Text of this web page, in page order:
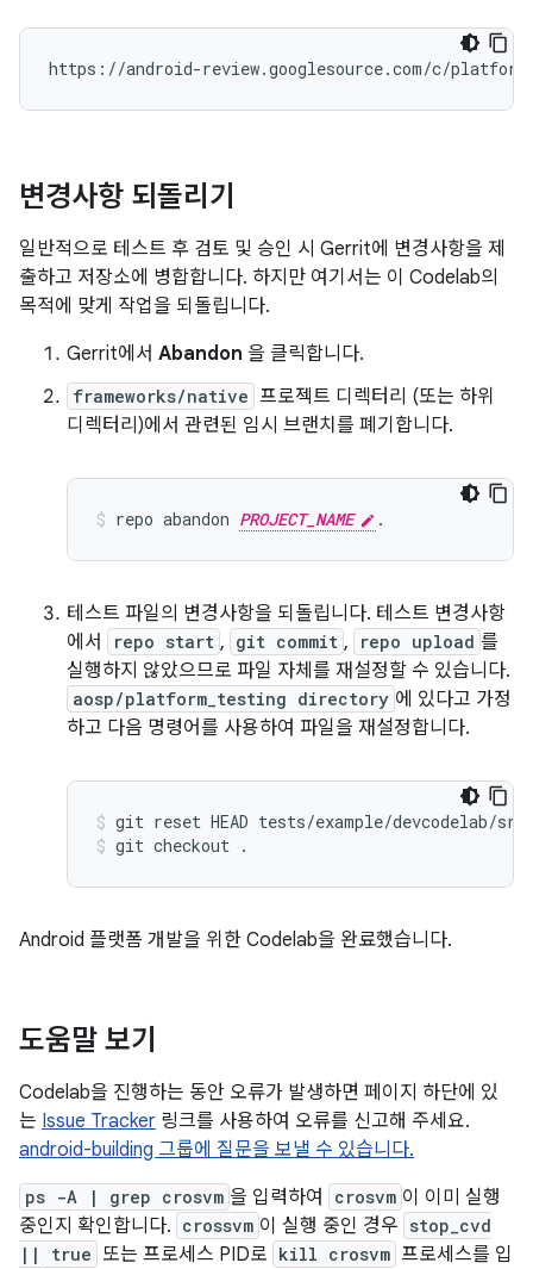
변경사항 되돌리기
일반적으로 테스트 후 검토 및 승인 시 Gerrit에 변경사항을 제
출하고 저장소에 병합합니다. 하지만 여기서는 이 Codelab의
목적에 맞게 작업을 되돌립니다.
Gerrit에서 Abandon 을 클릭합니다.
frameworks/native 프로젝트 디렉터리 (또는 하위
디렉터리)에서 관련된 임시 브랜치를 폐기합니다.
repo abandon PROJECT_NAME .
테스트 파일의 변경사항을 되돌립니다. 테스트 변경사항
에서
repo start , git commit , repo upload 를
실행하지 않았으므로 파일 자체를 재설정할 수 있습니다.
aosp/platform_testing directory 에 있다고 가정
하고 다음 명령어를 사용하여 파일을 재설정합니다.
git reset HEAD tests/example/devcodelab/
git checkout .
Android 플랫폼 개발을 위한 Codelab을 완료했습니다.
도움말 보기
Codelab을 진행하는 동안 오류가 발생하면 페이지 하단에 있
는 Issue Tracker 링크를 사용하여 오류를 신고해 주세요.
android-building 그룹에 질문을 보낼 수 있습니다.
ps -A | grep crosvm 을 입력하여 crosvm 이 이미 실행
중인지 확인합니다. crossvm 이 실행 중인 경우 stop_cvd
|| true 또는 프로세스 PID로 kill crosvm 프로세스를 입